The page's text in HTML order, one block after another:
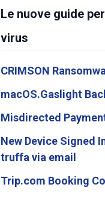
Le nuove guide
virus
CRIMSON
macOS.Gaslight
Misdirected
New Device Signed
truffa via email
Trip.com Booking